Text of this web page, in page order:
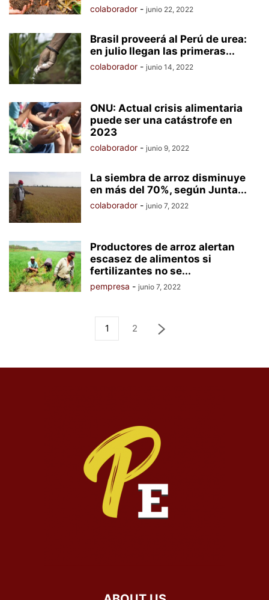
colaborador - junio 22, 2022
Brasil proveerá al Perú de urea:
en julio llegan las primeras...
colaborador - junio 14, 2022
ONU: Actual crisis alimentaria
puede ser una catástrofe en
2023
colaborador - junio 9, 2022
La siembra de arroz disminuye
en más del 70%, según Junta...
colaborador - junio 7, 2022
Productores de arroz alertan
escasez de alimentos si
fertilizantes no se...
pempresa - junio 7, 2022
1 2